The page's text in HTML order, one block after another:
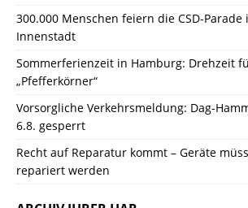
300.000 Menschen feiern die CSD-
Innenstadt
Sommerferienzeit in Hamburg: Drehzeit
„Pfefferkörner“
Vorsorgliche Verkehrsmeldung: Dag-
6.8. gesperrt
Recht auf Reparatur kommt – Geräte
repariert werden